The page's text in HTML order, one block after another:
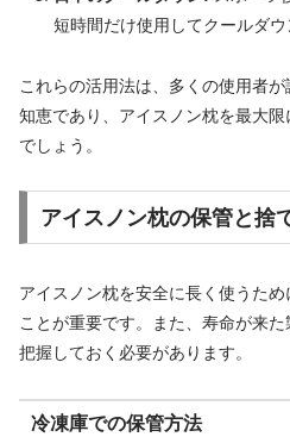
短時間だけ使用してクールダウ
これらの活用法は、多くの使用者
知恵であり、アイスノン枕を最大
でしょう。
アイスノン枕の保管と捨
アイスノン枕を安全に長く使うた
ことが重要です。また、寿命が来
把握しておく必要があります。
冷凍庫での保管方法